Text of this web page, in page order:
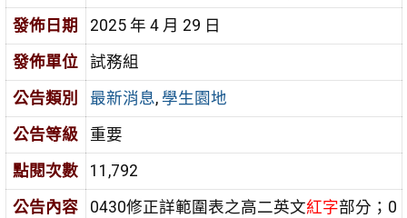
發佈日期
2025 年 4 月 29 日
發佈單位
試務組
公告類別
最新消息, 學生園地
公告等級
重要
點閱次數
11,792
公告內容
0430修正詳範圍表之高二英文紅字部分；0